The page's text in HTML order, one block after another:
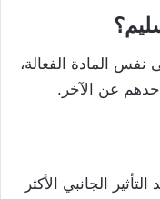
المادة الفعالة،
عن الآخر.
الجانبي الأكثر